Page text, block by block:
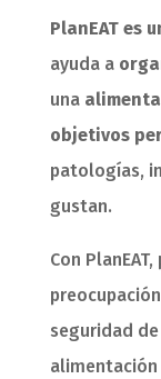
PlanEAT es
ayuda a
una
objetivos
patologías,
gustan.
Con
seguridad